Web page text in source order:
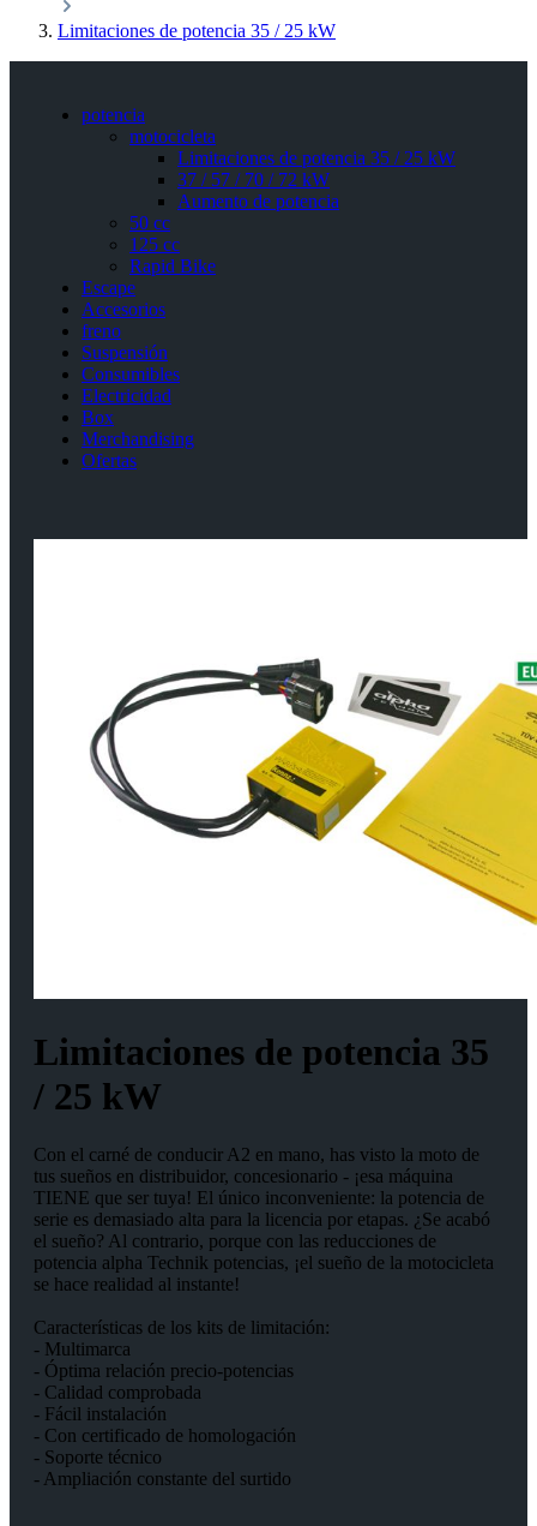
Limitaciones de potencia 35 / 25 kW
potencia
motocicleta
Limitaciones de potencia 35 / 25 kW
37 / 57 / 70 / 72 kW
Aumento de potencia
50 cc
125 cc
Rapid Bike
Escape
Accesorios
freno
Suspensión
Consumibles
Electricidad
Box
Merchandising
Ofertas
Limitaciones de potencia 35
/ 25 kW
Con el carné de conducir A2 en mano, has visto la moto de
tus sueños en distribuidor, concesionario - ¡esa máquina
TIENE que ser tuya! El único inconveniente: la potencia de
serie es demasiado alta para la licencia por etapas. ¿Se acabó
el sueño? Al contrario, porque con las reducciones de
potencia alpha Technik potencias, ¡el sueño de la motocicleta
se hace realidad al instante!
Características de los kits de limitación:
- Multimarca
- Óptima relación precio-potencias
- Calidad comprobada
- Fácil instalación
- Con certificado de homologación
- Soporte técnico
- Ampliación constante del surtido